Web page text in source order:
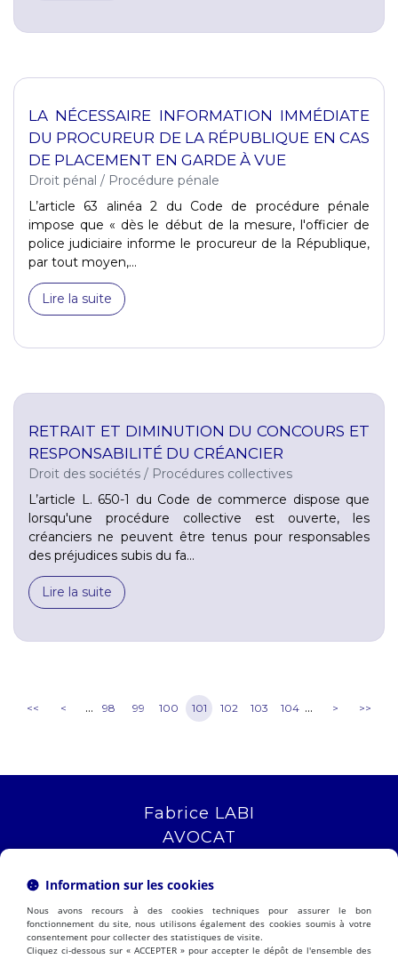
LA NÉCESSAIRE INFORMATION IMMÉDIATE
DU PROCUREUR DE LA RÉPUBLIQUE EN CAS
DE PLACEMENT EN GARDE À VUE
Droit pénal / Procédure pénale
L’article 63 alinéa 2 du Code de procédure pénale
impose que « dès le début de la mesure, l'officier de
police judiciaire informe le procureur de la République,
par tout moyen,...
Lire la suite
RETRAIT ET DIMINUTION DU CONCOURS ET
RESPONSABILITÉ DU CRÉANCIER
Droit des sociétés / Procédures collectives
L’article L. 650-1 du Code de commerce dispose que
lorsqu'une procédure collective est ouverte, les
créanciers ne peuvent être tenus pour responsables
des préjudices subis du fa...
Lire la suite
<< < ... 98 99 100 101 102 103 104 ... > >>
Fabrice LABI
AVOCAT
13006 MARSEILLE
NOUS LOCALISER
Information sur les cookies
Nous avons recours à des cookies techniques pour assurer le bon
fonctionnement du site, nous utilisons également des cookies soumis à votre
consentement pour collecter des statistiques de visite.
Cliquez ci-dessous sur « ACCEPTER » pour accepter le dépôt de l'ensemble des